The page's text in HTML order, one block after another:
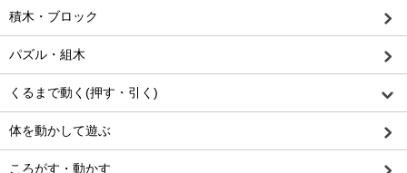
積木・ブロック
パズル・組木
くるまで動く(押す・引く)
体を動かして遊ぶ
ころがす・動かす